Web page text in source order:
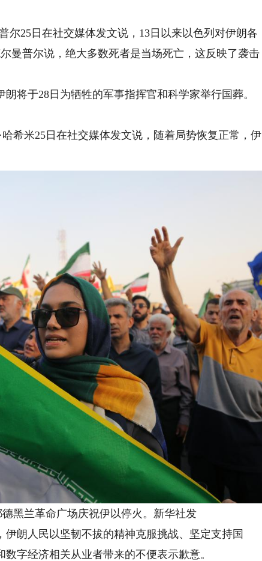
25日在社交媒体发文说，13日以来以色列对伊朗各
曼普尔说，绝大多数死者是当场死亡，这反映了袭击
于28日为牺牲的军事指挥官和科学家举行国葬。
米25日在社交媒体发文说，随着局势恢复正常，伊
黑兰革命广场庆祝伊以停火。新华社发
朗人民以坚韧不拔的精神克服挑战、坚定支持国
字经济相关从业者带来的不便表示歉意。